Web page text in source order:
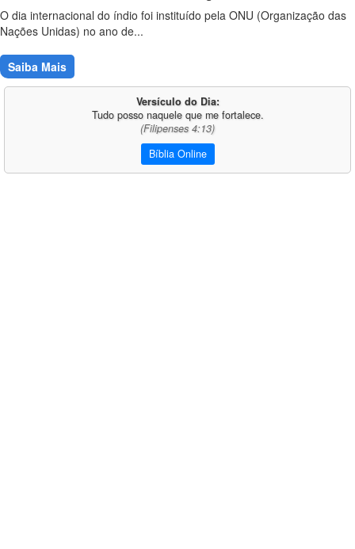
O dia internacional do índio foi instituído pela ONU (Organização das
Nações Unidas) no ano de...
Saiba Mais
Versículo do Dia:
Tudo posso naquele que me fortalece.
(Filipenses 4:13)
Bíblia Online